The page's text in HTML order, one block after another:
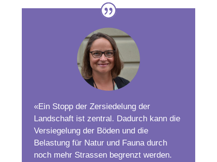
«Ein Stopp der Zersiedelung der
Landschaft ist zentral. Dadurch kann die
Versiegelung der Böden und die
Belastung für Natur und Fauna durch
noch mehr Strassen begrenzt werden.